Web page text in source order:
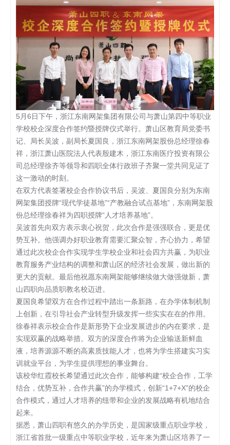
5月6日下午，浙江东南网架集团有限公司与萧山第四中等职业
学校校企深度合作签约暨授牌仪式举行。萧山区教育局党委书
记、局长吴波，副局长夏国良，浙江东南网架股份总经理徐春
祥，浙江萧山医院法人代表殷建木，浙江东南医疗投资有限公
司总经理徐齐等领导和四职全体行政班子齐聚一堂共同见证了
这一激动的时刻。
在双方代表签署校企合作协议书后，吴波、夏国良分别为东南
网架集团授牌“现代学徒基地”“产教融合试点基地”，东南网架股
份总经理徐春祥为四职授牌“人才培养基地”。
吴波首先向双方表示衷心祝贺，此次合作是强强联合，更是优
势互补。他强调办好职业教育需要汇聚众智，齐心协力，希望
通过此次校企合作实现学生学校企业和社会四方共赢，为职业
教育服务产业结构的调整和萧山区的经济社会发展，做出新的
更大的贡献。最后他祝愿东南网架能够继续做大做强做新，萧
山四职向品质职教名校迈进。
夏国良希望双方在合作过程中踏出一条新路，在办学体制机制
上创新，在引导社会产业转型升级发挥一些实实在在的作用。
徐春祥表示校企合作是新形势下企业发展进步的内在要求，是
实现双赢的战略举措。双方的深度合作将为企业输送新鲜血
液，培养源源不断的高素质技能人才，也将为学生搭建实习实
训就业平台，为学生提供理想的事业舞台。
该校华红霞校长希望通过此次合作，能够构建“校企合作，工学
结合，优势互补，合作共赢”的办学模式，创新“1+7+X”的校企
合作模式，通过人才培养的纽带和企业的发展战略有机地结合
起来。
据悉，萧山四职有悠久的办学历史，是国家级重点职业学校，
浙江省首批一级重点中等职业学校，近年来为萧山区培养了一